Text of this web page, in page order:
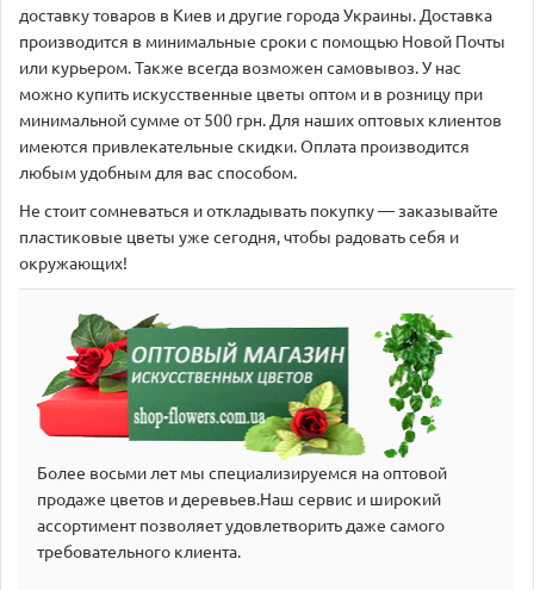
доставку товаров в Киев и другие города Украины. Доставка
производится в минимальные сроки с помощью Новой Почты
или курьером. Также всегда возможен самовывоз. У нас
можно купить искусственные цветы оптом и в розницу при
минимальной сумме от 500 грн. Для наших оптовых клиентов
имеются привлекательные скидки. Оплата производится
любым удобным для вас способом.
Не стоит сомневаться и откладывать покупку — заказывайте
пластиковые цветы уже сегодня, чтобы радовать себя и
окружающих!
Более восьми лет мы специализируемся на оптовой
продаже цветов и деревьев.Наш сервис и широкий
аcсортимент позволяет удовлетворить даже самого
требовательного клиента.